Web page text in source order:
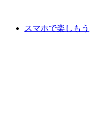
スマホで楽しもう